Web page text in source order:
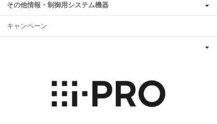
その他情報・制御用システム機器
キャンペーン